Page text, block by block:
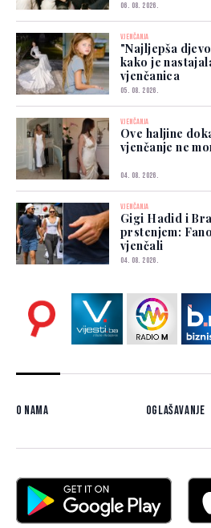
06. 08. 2026.
VJENČANJA
"Najljepša
kako je
vjenčanica
05. 08. 2026.
VJENČANJA
Ove haljine
vjenčanje ne
04. 08. 2026.
VJENČANJA
Gigi Hadid i
prstenjem:
vjenčali
04. 08. 2026.
O nama Oglašavanje